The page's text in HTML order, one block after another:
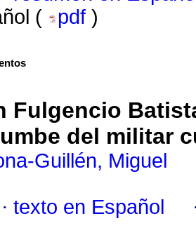
(
pdf )
Fulgencio
del militar
Guillén, Miguel
· texto en Español